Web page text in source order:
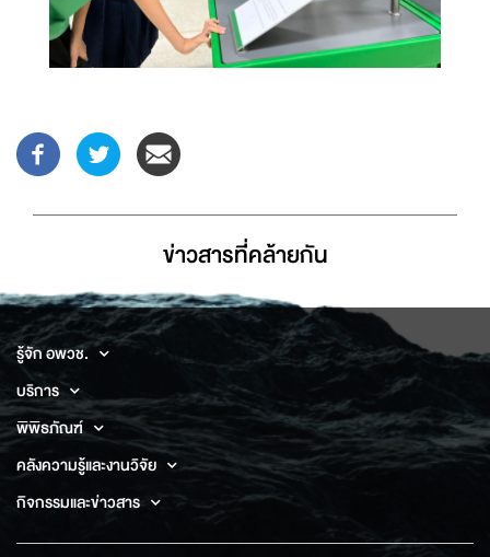
ข่าวสารที่่คล้ายกัน
รู้จัก อพวช.
บริการ
พิพิธภัณฑ์
คลังความรู้และงานวิจัย
กิจกรรมและข่าวสาร